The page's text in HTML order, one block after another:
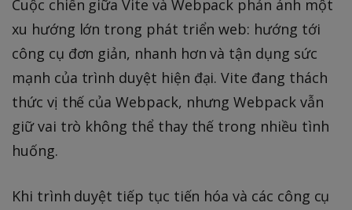
Cuộc chiến giữa Vite và Webpack phản ánh một
xu hướng lớn trong phát triển web: hướng tới
công cụ đơn giản, nhanh hơn và tận dụng sức
mạnh của trình duyệt hiện đại. Vite đang thách
thức vị thế của Webpack, nhưng Webpack vẫn
giữ vai trò không thể thay thế trong nhiều tình
huống.
Khi trình duyệt tiếp tục tiến hóa và các công cụ